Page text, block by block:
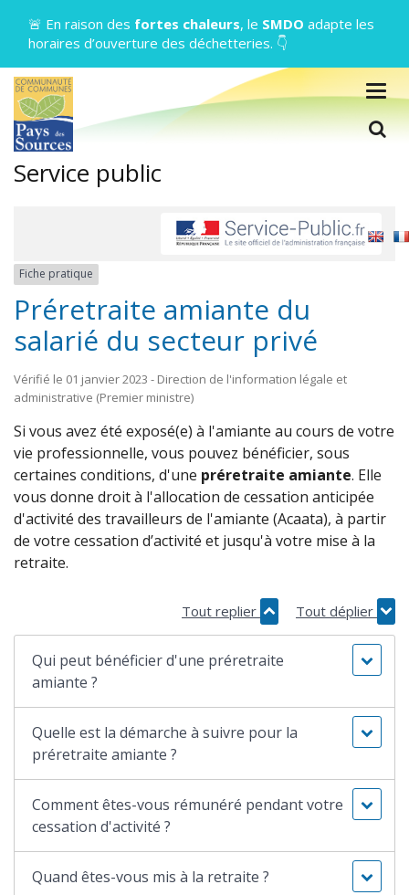
🚨 En raison des fortes chaleurs, le SMDO adapte les
horaires d’ouverture des déchetteries. 👇
Service public
Fiche pratique
Préretraite amiante du
salarié du secteur privé
Vérifié le 01 janvier 2023 - Direction de l'information légale et
administrative (Premier ministre)
Si vous avez été exposé(e) à l'amiante au cours de votre
vie professionnelle, vous pouvez bénéficier, sous
certaines conditions, d'une préretraite amiante. Elle
vous donne droit à l'allocation de cessation anticipée
d'activité des travailleurs de l'amiante (Acaata), à partir
de votre cessation d’activité et jusqu'à votre mise à la
retraite.
Tout replier Tout déplier
Qui peut bénéficier d'une préretraite
amiante ?
Quelle est la démarche à suivre pour la
préretraite amiante ?
Comment êtes-vous rémunéré pendant votre
cessation d'activité ?
Quand êtes-vous mis à la retraite ?